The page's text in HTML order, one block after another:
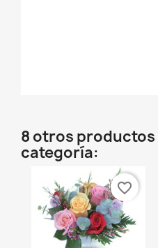
8 otros productos
categoría:
favorite_border